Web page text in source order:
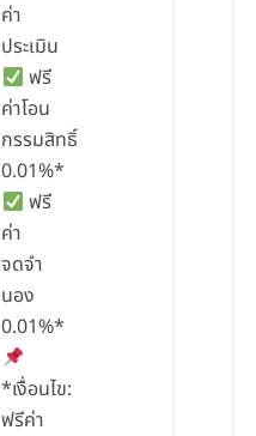
ค่า
ประเมิน
ฟรี
ค่าโอน
กรรมสิทธิ์
0.01%*
ฟรี
ค่า
จดจำ
นอง
0.01%*
*เงื่อนไข:
ฟรีค่า